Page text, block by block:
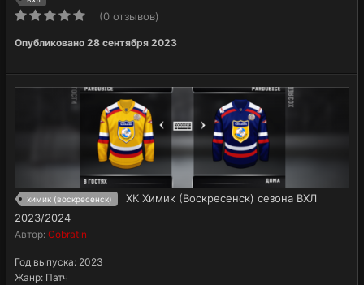
(0 отзывов)
Опубликовано 28 сентября 2023
химик (воскресенск)
ХК Химик (Воскресенск) сезона ВХЛ
2023/2024
Автор: Cobratin
Год выпуска: 2023
Жанр: Патч